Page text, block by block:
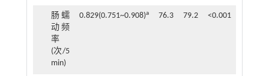
肠蠕
动频
率
(次/5
min)
0.829(0.751~0.908)a 76.3 79.2 <0.001